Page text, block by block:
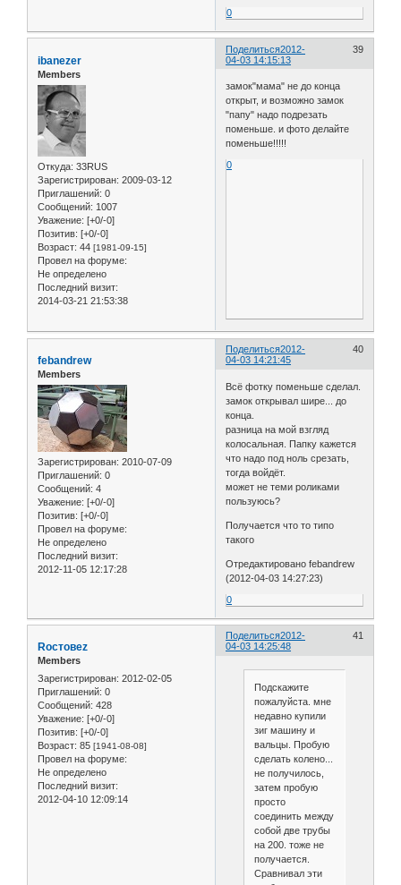
0
Поделиться 39
2012-
04-03 14:15:13
ibanezer
Members
Откуда: 33RUS
Зарегистрирован: 2009-03-12
Приглашений: 0
Сообщений: 1007
Уважение: [+0/-0]
Позитив: [+0/-0]
Возраст: 44 [1981-09-15]
Провел на форуме:
Не определено
Последний визит:
2014-03-21 21:53:38
замок"мама" не до конца
открыт, и возможно замок
"папу" надо подрезать
поменьше. и фото делайте
поменьше!!!!!
0
Поделиться 40
2012-
04-03 14:21:45
febandrew
Members
Зарегистрирован: 2010-07-09
Приглашений: 0
Сообщений: 4
Уважение: [+0/-0]
Позитив: [+0/-0]
Провел на форуме:
Не определено
Последний визит:
2012-11-05 12:17:28
Всё фотку поменьше сделал.
замок открывал шире... до
конца.
разница на мой взгляд
колосальная. Папку кажется
что надо под ноль срезать,
тогда войдёт.
может не теми роликами
пользуюсь?
Получается что то типо
такого
Отредактировано febandrew
(2012-04-03 14:27:23)
0
Поделиться 41
2012-
04-03 14:25:48
Roстовеz
Members
Зарегистрирован: 2012-02-05
Приглашений: 0
Сообщений: 428
Уважение: [+0/-0]
Позитив: [+0/-0]
Возраст: 85 [1941-08-08]
Провел на форуме:
Не определено
Последний визит:
2012-04-10 12:09:14
Подскажите
пожалуйста. мне
недавно купили
зиг машину и
вальцы. Пробую
сделать колено...
не получилось,
затем пробую
просто
соединить между
собой две трубы
на 200. тоже не
получается.
Сравнивал эти